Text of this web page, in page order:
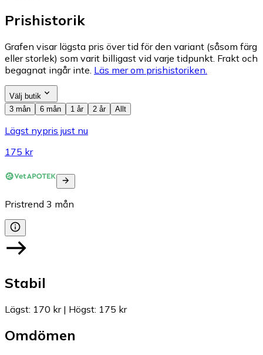
Prishistorik
Grafen visar lägsta pris över tid för den variant (såsom färg
eller storlek) som varit billigast vid varje tidpunkt. Frakt och
begagnat ingår inte. Läs mer om prishistoriken.
Välj butik
3 mån
6 mån 1 år 2 år Allt
Lägst nypris just nu
175 kr
Pristrend 3 mån
Stabil
Lägst: 170 kr| Högst: 175 kr
Omdömen